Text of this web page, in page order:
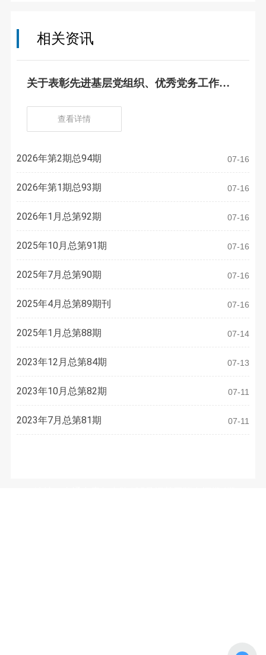
相关资讯
关于表彰先进基层党组织、优秀党务工作
查看详情
2026年第2期总94期 07-16
2026年第1期总93期 07-16
2026年1月总第92期 07-16
2025年10月总第91期 07-16
2025年7月总第90期 07-16
2025年4月总第89期刊 07-16
2025年1月总第88期 07-14
2023年12月总第84期 07-13
2023年10月总第82期 07-11
2023年7月总第81期 07-11